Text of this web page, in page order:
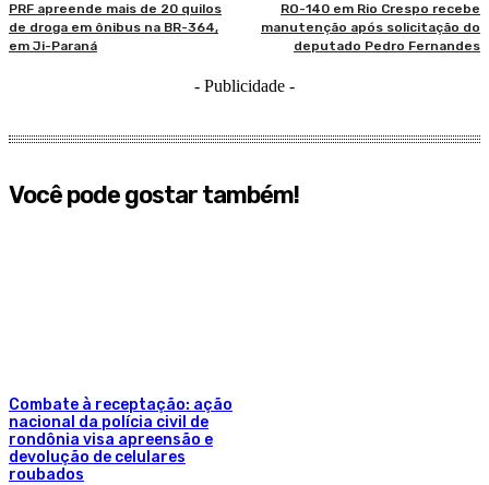
PRF apreende mais de 20 quilos
de droga em ônibus na BR-364,
em Ji-Paraná
RO-140 em Rio Crespo recebe
manutenção após solicitação do
deputado Pedro Fernandes
- Publicidade -
Você pode gostar também!
Combate à receptação: ação
nacional da polícia civil de
rondônia visa apreensão e
devolução de celulares
roubados